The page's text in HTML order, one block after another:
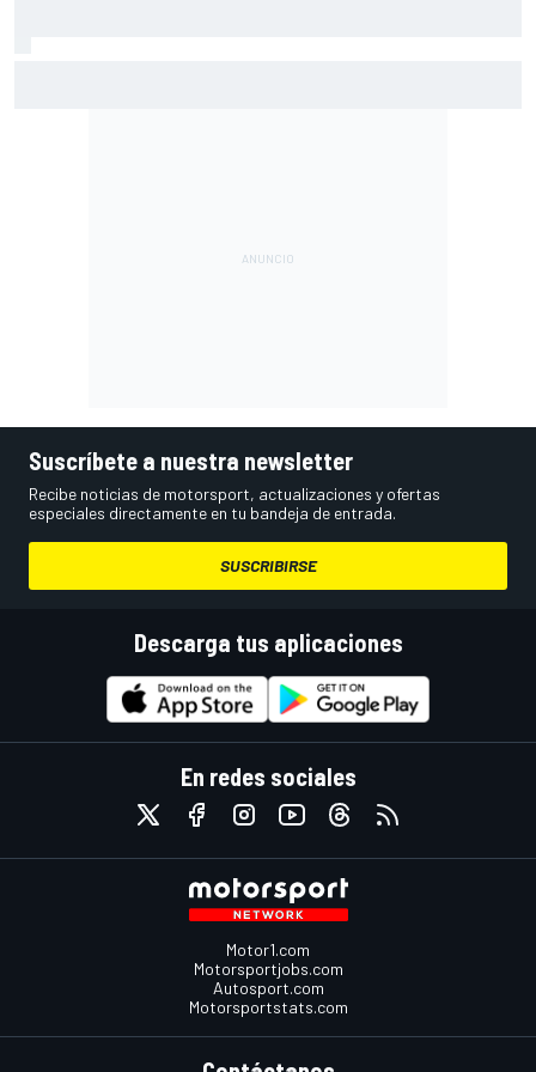
Suscríbete a nuestra newsletter
Recibe noticias de motorsport, actualizaciones y ofertas
especiales directamente en tu bandeja de entrada.
SUSCRIBIRSE
Descarga tus aplicaciones
En redes sociales
Motor1.com
Motorsportjobs.com
Autosport.com
Motorsportstats.com